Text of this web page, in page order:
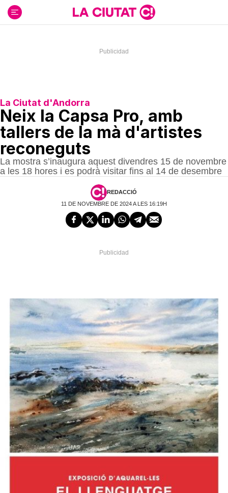
contenido
La Ciutat d'Andorra
Neix la Capsa Pro, amb
tallers de la mà d'artistes
reconeguts
La mostra s’inaugura aquest divendres 15 de novembre
a les 18 hores i es podrà visitar fins al 14 de desembre
REDACCIÓ
11 DE NOVEMBRE DE 2024 A LES 16:19H